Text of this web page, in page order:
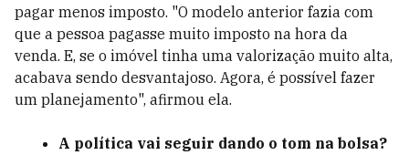
pagar menos imposto. "O modelo anterior fazia com
que a pessoa pagasse muito imposto na hora da
venda. E, se o imóvel tinha uma valorização muito alta,
acabava sendo desvantajoso. Agora, é possível fazer
um planejamento", afirmou ela.
A política vai seguir dando o tom na bolsa?